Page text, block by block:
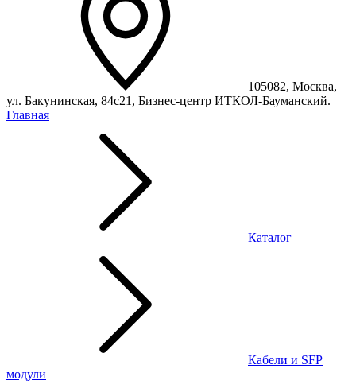
105082, Москва,
ул. Бакунинская, 84с21, Бизнес-центр ИТКОЛ-Бауманский.
Главная
Каталог
Кабели и SFP
модули